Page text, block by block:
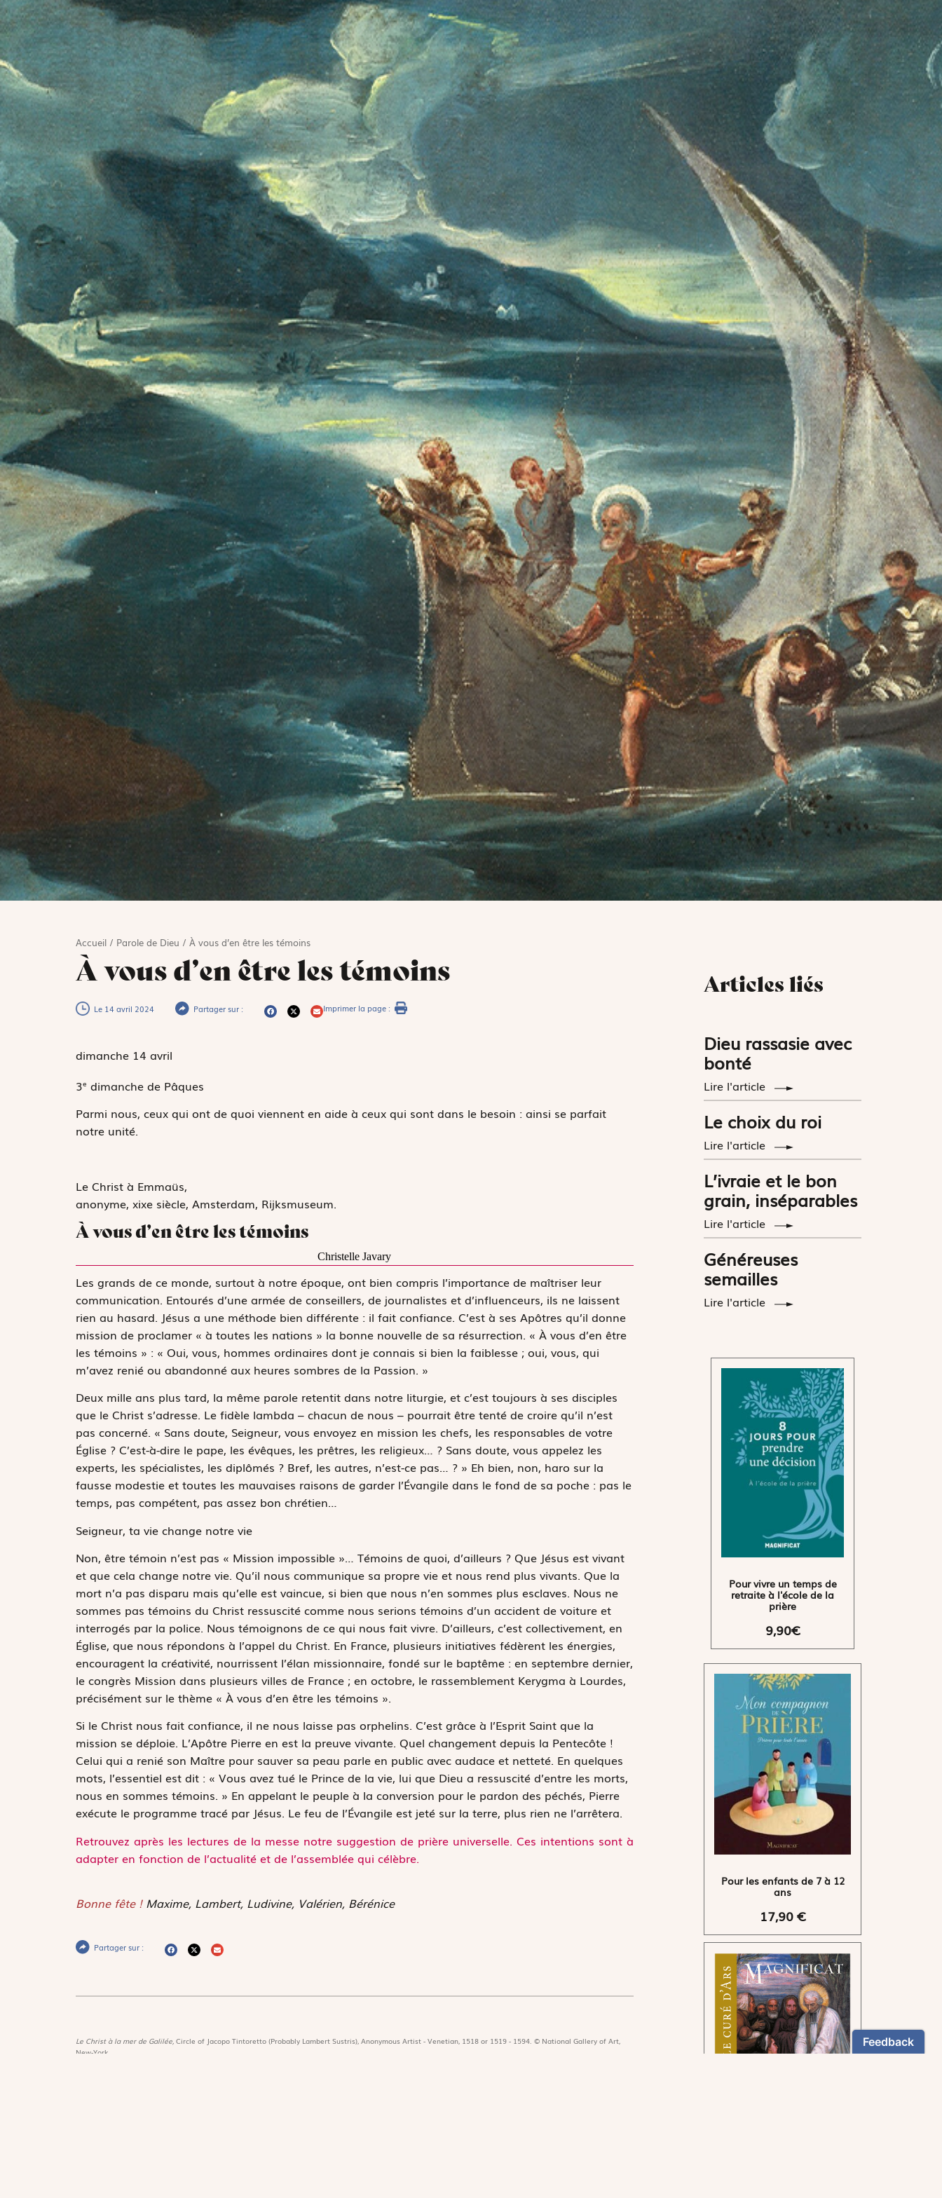
Accueil/ Parole de Dieu / À vous d’en être les témoins
À vous d’en être les témoins
Le 14 avril 2024 Partager sur : Imprimer la page :
dimanche 14 avril
3e dimanche de Pâques
Parmi nous, ceux qui ont de quoi viennent en aide à ceux qui sont dans le besoin : ainsi se parfait
notre unité.
Le Christ à Emmaüs,
anonyme, xixe siècle, Amsterdam, Rijksmuseum.
À vous d’en être les témoins
Christelle Javary
Les grands de ce monde, surtout à notre époque, ont bien compris l’importance de maîtriser leur
communication. Entourés d’une armée de conseillers, de journalistes et d’influenceurs, ils ne laissent
rien au hasard. Jésus a une méthode bien différente : il fait confiance. C’est à ses Apôtres qu’il donne
mission de proclamer « à toutes les nations » la bonne nouvelle de sa résurrection. « À vous d’en être
les témoins » : « Oui, vous, hommes ordinaires dont je connais si bien la faiblesse ; oui, vous, qui
m’avez renié ou abandonné aux heures sombres de la Passion. »
Deux mille ans plus tard, la même parole retentit dans notre liturgie, et c’est toujours à ses disciples
que le Christ s’adresse. Le fidèle lambda – chacun de nous – pourrait être tenté de croire qu’il n’est
pas concerné. « Sans doute, Seigneur, vous envoyez en mission les chefs, les responsables de votre
Église ? C’est-à-dire le pape, les évêques, les prêtres, les religieux… ? Sans doute, vous appelez les
experts, les spécialistes, les diplômés ? Bref, les autres, n’est-ce pas… ? » Eh bien, non, haro sur la
fausse modestie et toutes les mauvaises raisons de garder l’Évangile dans le fond de sa poche : pas le
temps, pas compétent, pas assez bon chrétien…
Seigneur, ta vie change notre vie
Non, être témoin n’est pas « Mission impossible »… Témoins de quoi, d’ailleurs ? Que Jésus est vivant
et que cela change notre vie. Qu’il nous communique sa propre vie et nous rend plus vivants. Que la
mort n’a pas disparu mais qu’elle est vaincue, si bien que nous n’en sommes plus esclaves. Nous ne
sommes pas témoins du Christ ressuscité comme nous serions témoins d’un accident de voiture et
interrogés par la police. Nous témoignons de ce qui nous fait vivre. D’ailleurs, c’est collectivement, en
Église, que nous répondons à l’appel du Christ. En France, plusieurs initiatives fédèrent les énergies,
encouragent la créativité, nourrissent l’élan missionnaire, fondé sur le baptême : en septembre dernier,
le congrès Mission dans plusieurs villes de France ; en octobre, le rassemblement Kerygma à Lourdes,
précisément sur le thème « À vous d’en être les témoins ».
Si le Christ nous fait confiance, il ne nous laisse pas orphelins. C’est grâce à l’Esprit Saint que la
mission se déploie. L’Apôtre Pierre en est la preuve vivante. Quel changement depuis la Pentecôte !
Celui qui a renié son Maître pour sauver sa peau parle en public avec audace et netteté. En quelques
mots, l’essentiel est dit : « Vous avez tué le Prince de la vie, lui que Dieu a ressuscité d’entre les morts,
nous en sommes témoins. » En appelant le peuple à la conversion pour le pardon des péchés, Pierre
exécute le programme tracé par Jésus. Le feu de l’Évangile est jeté sur la terre, plus rien ne l’arrêtera.
Retrouvez après les lectures de la messe notre suggestion de prière universelle. Ces intentions sont à
adapter en fonction de l’actualité et de l’assemblée qui célèbre.
Bonne fête !Maxime, Lambert, Ludivine, Valérien, Bérénice
Partager sur :
Le Christ à la mer de Galilée, Circle of Jacopo Tintoretto (Probably Lambert Sustris), Anonymous Artist - Venetian, 1518 or 1519 - 1594. © National Gallery of Art,
New-York
Articles liés
Dieu rassasie avec
bonté
Lire l'article
Le choix du roi
Lire l'article
L’ivraie et le bon
grain, inséparables
Lire l'article
Généreuses
semailles
Lire l'article
Pour vivre un temps de
retraite à l'école de la
prière
9,90€
Pour les enfants de 7 à 12
ans
17,90 €